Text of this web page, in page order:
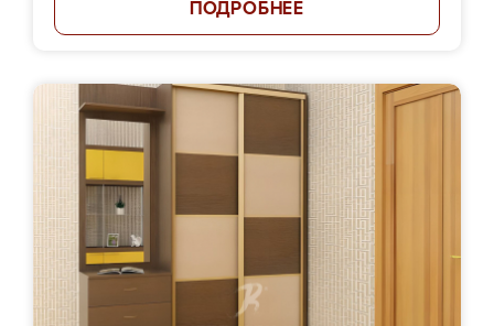
ПОДРОБНЕЕ